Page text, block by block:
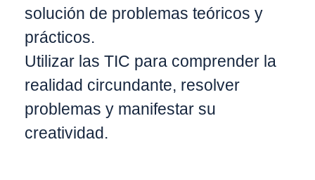
solución de problemas teóricos y
prácticos.
Utilizar las TIC para comprender la
realidad circundante, resolver
problemas y manifestar su
creatividad.